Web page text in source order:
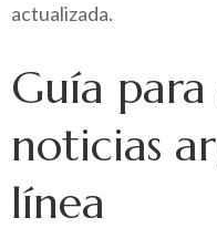
actualizada.
Guía para
noticias
línea